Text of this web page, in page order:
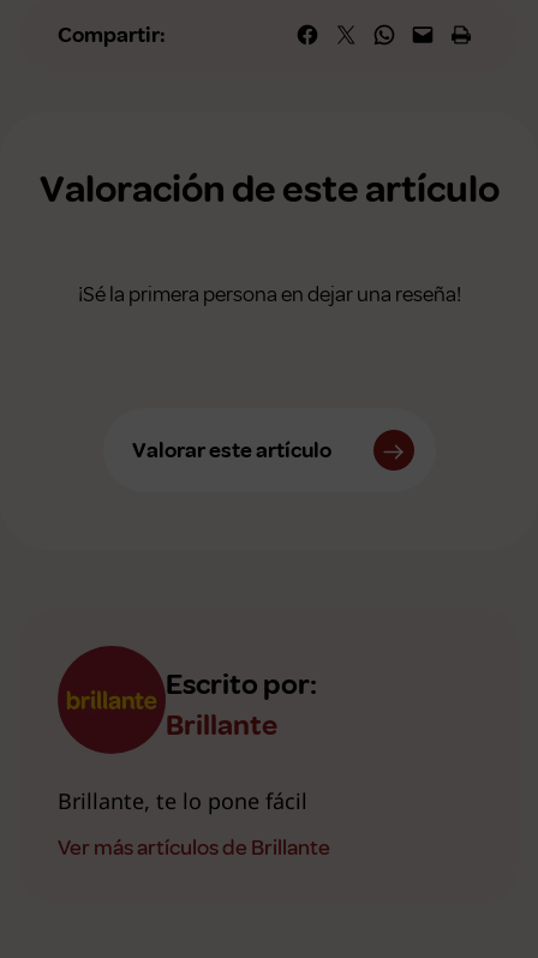
Compartir: Compartir en Facebook
Compartir en X Compartir en WhatsApp
Envía esta página por correo
Imprime esta
Valoración de este artículo
¡Sé la primera persona en dejar una reseña!
Valorar este artículo
Escrito por:
Brillante
Brillante, te lo pone fácil
Ver más artículos de Brillante